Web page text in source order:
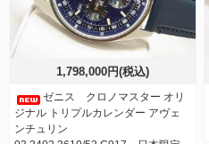
1,798,000円(税込)
ゼニス クロノマスター オリ
ジナル トリプルカレンダー アヴェ
ンチュリン